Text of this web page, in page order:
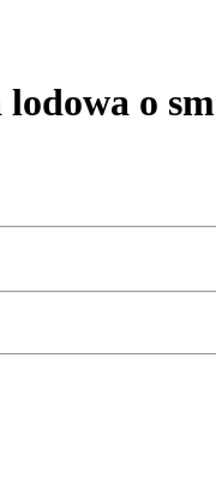
o